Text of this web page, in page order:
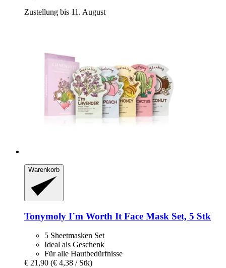
Zustellung bis 11. August
Warenkorb
Tonymoly I´m Worth It Face Mask Set, 5 Stk
5 Sheetmasken Set
Ideal als Geschenk
Für alle Hautbedürfnisse
€ 21,90 (€ 4,38 / Stk)